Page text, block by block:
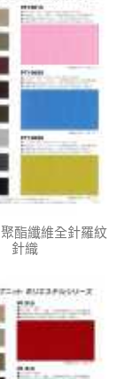
聚酯纖維全針羅紋
針織